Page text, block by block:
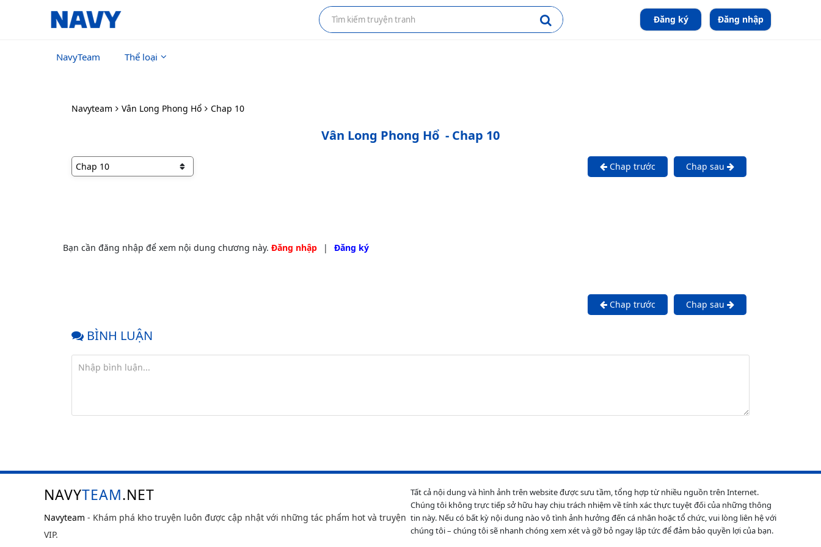
Đăng ký Đăng nhập
NavyTeam Thể loại
Navyteam Vân Long Phong Hổ Chap 10
Vân Long Phong Hổ - Chap 10
Chap trước Chap sau
Bạn cần đăng nhập để xem nội dung chương này. Đăng nhập | Đăng ký
Chap trước Chap sau
BÌNH LUẬN
NAVYTEAM.NET
Navyteam - Khám phá kho truyện luôn được cập nhật với những tác phẩm hot và truyện
VIP.
Tất cả nội dung và hình ảnh trên website được sưu tầm, tổng hợp từ nhiều nguồn trên Internet.
Chúng tôi không trực tiếp sở hữu hay chịu trách nhiệm về tính xác thực tuyệt đối của những thông
tin này. Nếu có bất kỳ nội dung nào vô tình ảnh hưởng đến cá nhân hoặc tổ chức, vui lòng liên hệ với
chúng tôi – chúng tôi sẽ nhanh chóng xem xét và gỡ bỏ ngay lập tức để đảm bảo quyền lợi của bạn.